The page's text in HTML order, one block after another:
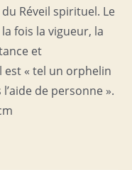
Réveil spirituel. Le
fois la vigueur, la
et
est « tel un orphelin
de personne ».